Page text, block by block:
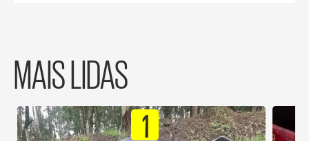
MAIS LIDAS
1